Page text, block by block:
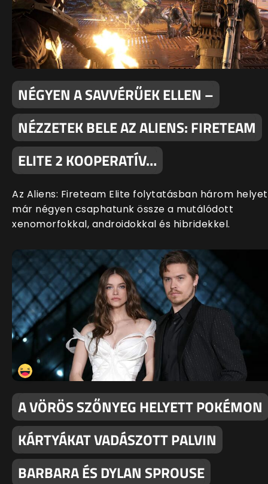
NÉGYEN A SAVVÉRŰEK ELLEN –
NÉZZETEK BELE AZ ALIENS: FIRETEAM
ELITE 2 KOOPERATÍV…
Az Aliens: Fireteam Elite folytatásban három
már négyen csaphatunk össze a mutálódott
xenomorfokkal, androidokkal és hibridekkel.
A VÖRÖS SZŐNYEG HELYETT POKÉMON
KÁRTYÁKAT VADÁSZOTT PALVIN
BARBARA ÉS DYLAN SPROUSE